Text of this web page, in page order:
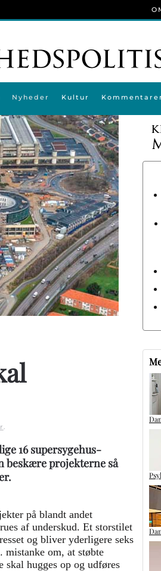
Nyheder Kultur
.
16 supersygehus-
beskære projekterne så
på blandt andet
af underskud. Et storstilet
og bliver yderligere seks
om, at støbte
skal hugges op og udføres